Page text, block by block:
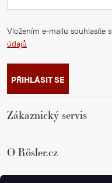
Vložením e-mailu souhlasíte s
údajů
PŘIHLÁSIT SE
Zákaznický servis
O Rösler.cz